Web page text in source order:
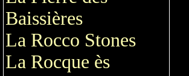
Baissières
La Rocco Stones
La Rocque ès